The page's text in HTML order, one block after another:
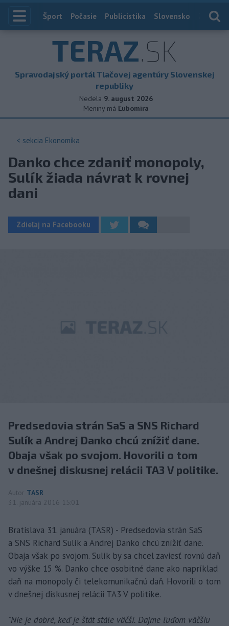
Index
Šport Počasie Publicistika Slovensko
TERAZ.SK
Spravodajský portál Tlačovej agentúry Slovenskej
republiky
Nedela 9. august 2026
Meniny má Ľubomíra
< sekcia Ekonomika
Danko chce zdaniť monopoly,
Sulík žiada návrat k rovnej
dani
Zdieľaj na Facebooku
Predsedovia strán SaS a SNS Richard
Sulík a Andrej Danko chcú znížiť dane.
Obaja však po svojom. Hovorili o tom
v dnešnej diskusnej relácii TA3 V politike.
Autor TASR
31. januára 2016 15:01
Bratislava 31. januára (TASR) - Predsedovia strán SaS
a SNS Richard Sulík a Andrej Danko chcú znížiť dane.
Obaja však po svojom. Sulík by sa chcel zaviesť rovnú daň
vo výške 15 %. Danko chce osobitné dane ako napríklad
daň na monopoly či telekomunikačnú daň. Hovorili o tom
v dnešnej diskusnej relácii TA3 V politike.
"Nie je dobré, keď je štát stále väčší. Dajme ľuďom väčšiu